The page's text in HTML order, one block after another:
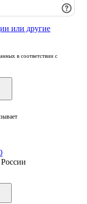
или другие
в соответствии с